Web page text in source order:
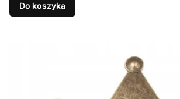
Do koszyka